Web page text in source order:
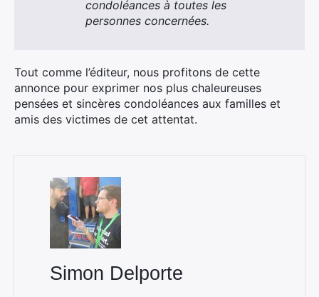
condoléances à toutes les
personnes concernées.
Tout comme l’éditeur, nous profitons de cette
annonce pour exprimer nos plus chaleureuses
pensées et sincères condoléances aux familles et
amis des victimes de cet attentat.
Simon Delporte